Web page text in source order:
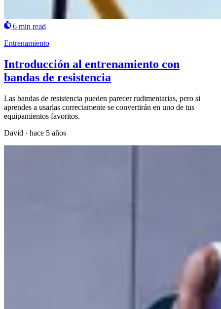
6 min read
Entrenamiento
Introducción al entrenamiento con
bandas de resistencia
Las bandas de resistencia pueden parecer rudimentarias, pero si
aprendes a usarlas correctamente se convertirán en uno de tus
equipamientos favoritos.
David · hace 5 años